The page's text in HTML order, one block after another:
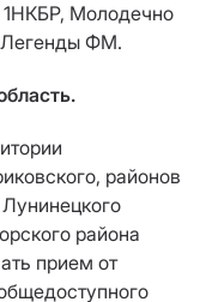
Молодечно
ФМ.
районов
района
прием от